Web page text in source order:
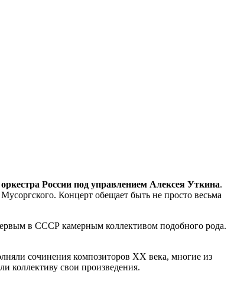
оркестра России под управлением Алексея Уткина.
Концерт обещает быть не просто весьма
в СССР камерным коллективом подобного рода.
сочинения композиторов XX века, многие из
коллективу свои произведения.